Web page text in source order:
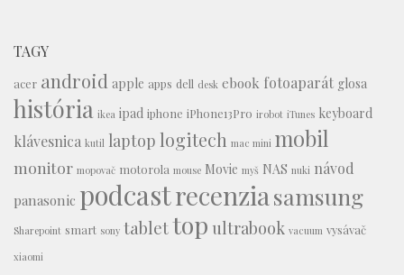
TAGY
acer android apple apps dell desk ebook fotoaparát glosa
história ikea ipad iphone iPhone13Pro irobot iTunes keyboard
klávesnica kutil laptop logitech mac mini mobil
monitor mopovač motorola mouse Movie myš NAS nuki návod
panasonic podcastrecenziasamsung
Sharepoint smart sony tablettop ultrabook vacuum vysávač
xiaomi